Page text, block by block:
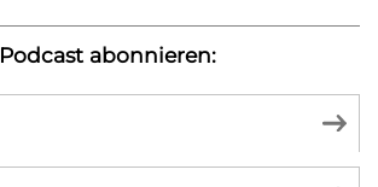
Podcast abonnieren: